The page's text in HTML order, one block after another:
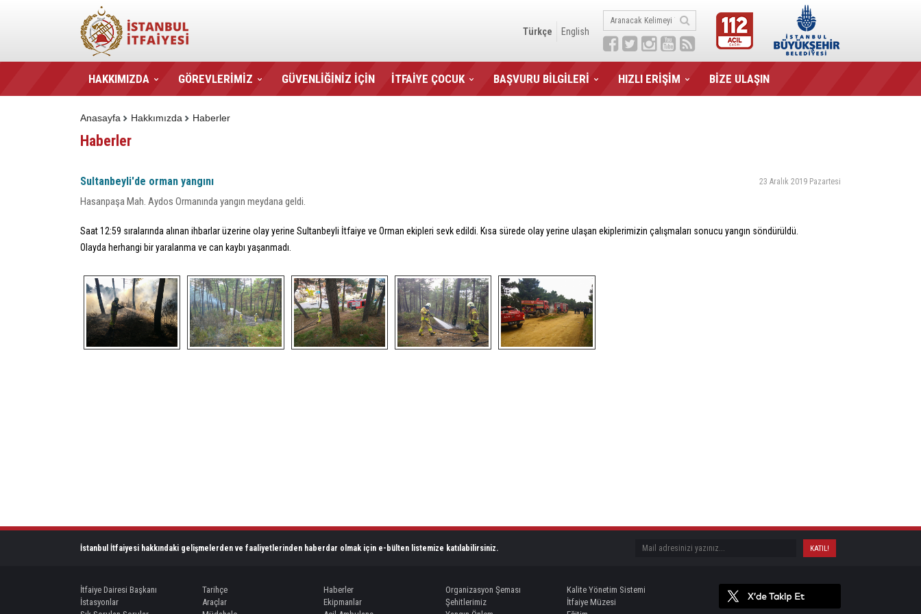
Türkçe English
HAKKIMIZDA GÖREVLERİMİZ GÜVENLİĞİNİZ İÇİN İTFAİYE ÇOCUK BAŞVURU BİLGİLERİ HIZLI ERİŞİM BİZE ULAŞIN
Haberler
Hakkımızda
Anasayfa
Haberler
Sultanbeyli'de orman yangını 23 Aralık 2019 Pazartesi
Hasanpaşa Mah. Aydos Ormanında yangın meydana geldi.
Saat 12:59 sıralarında alınan ihbarlar üzerine olay yerine Sultanbeyli İtfaiye ve Orman ekipleri sevk edildi. Kısa sürede olay yerine ulaşan ekiplerimizin çalışmaları sonucu yangın söndürüldü.
Olayda herhangi bir yaralanma ve can kaybı yaşanmadı.
İstanbul İtfaiyesi hakkındaki gelişmelerden ve faaliyetlerinden haberdar olmak için e-bülten listemize katılabilirsiniz.
İtfaiye Dairesi Başkanı Tarihçe Haberler Organizasyon Şeması
Kalite Yönetim Sistemi
İstasyonlar
Araçlar Ekipmanlar Şehitlerimiz
İtfaiye Müzesi